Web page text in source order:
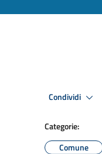
Condividi
Categorie:
Comune